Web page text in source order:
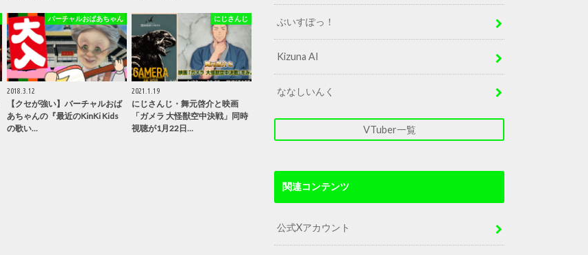
バーチャルおばあちゃん
2018.3.12
【クセが強い】バーチャルおば
あちゃんの『最近のKinKi Kids
の歌い…
にじさんじ
2021.1.19
にじさんじ・舞元啓介と映画
「ガメラ 大怪獣空中決戦」同時
視聴が1月22日…
ぶいすぽっ！
Kizuna AI
ななしいんく
VTuber一覧
関連コンテンツ
公式Xアカウント